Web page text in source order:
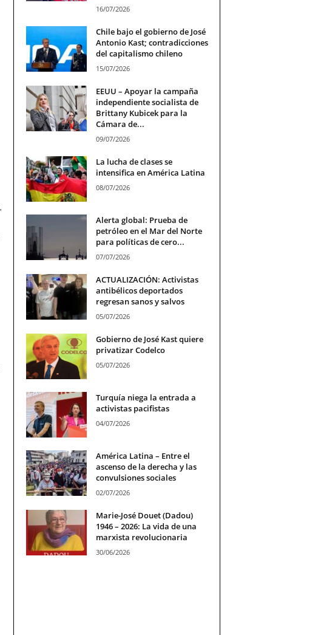
16/07/2026
Chile bajo el gobierno de José
Antonio Kast; contradicciones
del capitalismo chileno
15/07/2026
EEUU – Apoyar la campaña
independiente socialista de
Brittany Kubicek para la
Cámara de...
09/07/2026
La lucha de clases se
intensifica en América Latina
08/07/2026
Alerta global: Prueba de
petróleo en el Mar del Norte
para políticas de cero...
07/07/2026
ACTUALIZACIÓN: Activistas
antibélicos deportados
regresan sanos y salvos
05/07/2026
Gobierno de José Kast quiere
privatizar Codelco
05/07/2026
Turquía niega la entrada a
activistas pacifistas
04/07/2026
América Latina – Entre el
ascenso de la derecha y las
convulsiones sociales
02/07/2026
Marie-José Douet (Dadou)
1946 – 2026: La vida de una
marxista revolucionaria
30/06/2026